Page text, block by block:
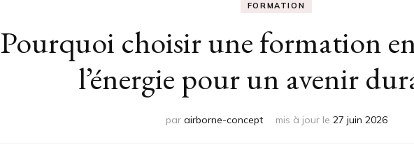
FORMATION
Pourquoi choisir une formation
l’énergie pour un avenir
par airborne-concept mis à jour le 27 juin 2026